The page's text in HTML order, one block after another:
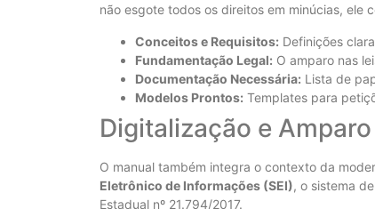
não esgote todos os direitos em minúcias, ele
Conceitos e Requisitos: Definições
Fundamentação Legal: O amparo nas
Documentação Necessária: Lista de
Modelos Prontos: Templates para
​Digitalização e
​O manual também integra o contexto da
Eletrônico de Informações (SEI), o sistema
Estadual nº 21.794/2017.